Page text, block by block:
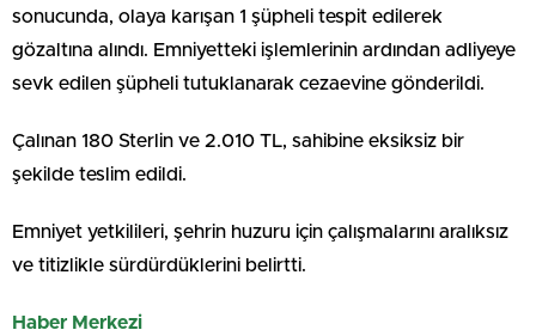
sonucunda, olaya karışan 1 şüpheli tespit edilerek
gözaltına alındı. Emniyetteki işlemlerinin ardından adliyeye
sevk edilen şüpheli tutuklanarak cezaevine gönderildi.
Çalınan 180 Sterlin ve 2.010 TL, sahibine eksiksiz bir
şekilde teslim edildi.
Emniyet yetkilileri, şehrin huzuru için çalışmalarını aralıksız
ve titizlikle sürdürdüklerini belirtti.
Haber Merkezi